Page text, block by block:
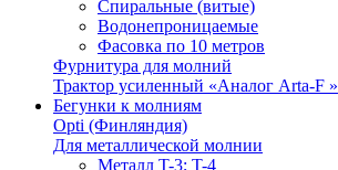
Спиральные (витые)
Водонепроницаемые
Фасовка по 10 метров
Фурнитура для молний
Трактор усиленный «Аналог Arta-F »
Бегунки к молниям
Opti (Финляндия)
Для металлической молнии
Металл T-3; T-4